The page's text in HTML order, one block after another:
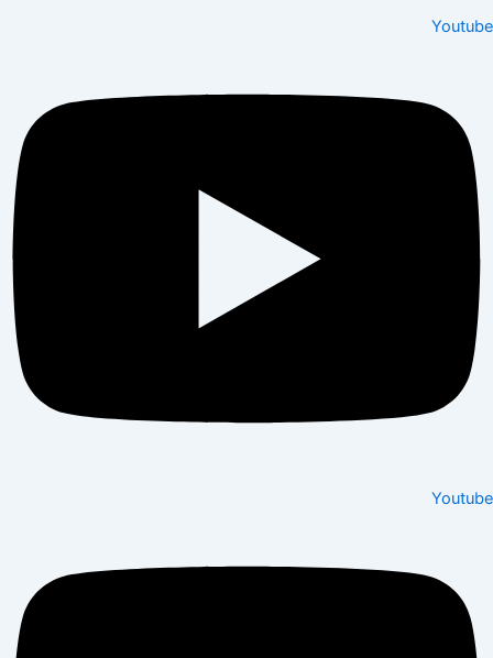
Youtube
Youtube